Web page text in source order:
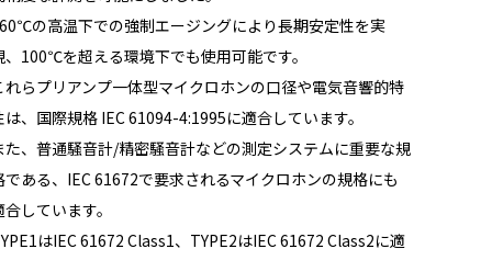
の高温下での強制エージングにより長期安定性を実
、100℃を超える環境下でも使用可能です。
れらプリアンプ一体型マイクロホンの口径や電気音響的特
は、国際規格 IEC 61094-4:1995に適合しています。
た、普通騒音計/精密騒音計などの測定システムに重要な規
である、IEC 61672で要求されるマイクロホンの規格にも
しています。
はIEC 61672 Class1、TYPE2はIEC 61672 Class2に適